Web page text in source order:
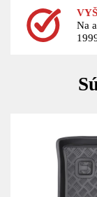
Na